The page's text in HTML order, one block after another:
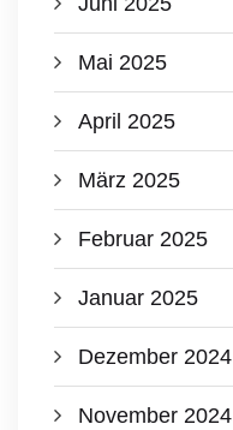
Mai 2025
April 2025
März 2025
Februar 2025
Januar 2025
Dezember 2024
November 2024